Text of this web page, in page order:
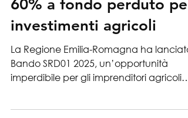
7 ago 2025
News
Bando SRD01 Emilia-
Romagna 2025: fino al